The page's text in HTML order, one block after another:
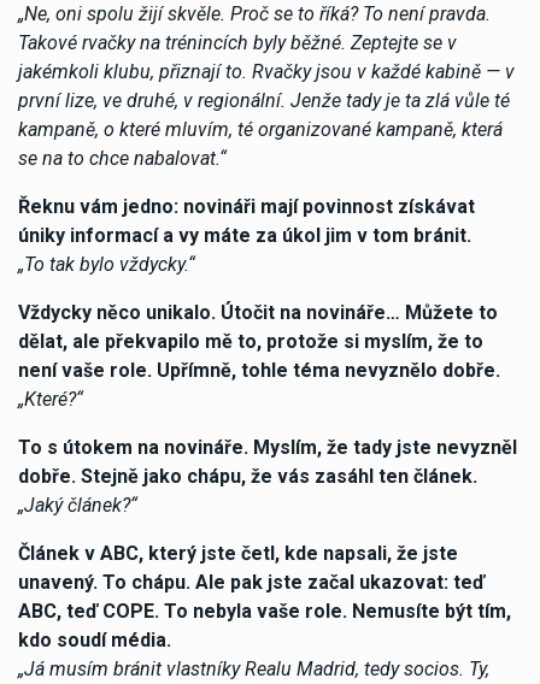
„Ne, oni spolu žijí skvěle. Proč se to říká? To není pravda.
Takové rvačky na trénincích byly běžné. Zeptejte se v
jakémkoli klubu, přiznají to. Rvačky jsou v každé kabině — v
první lize, ve druhé, v regionální. Jenže tady je ta zlá vůle té
kampaně, o které mluvím, té organizované kampaně, která
se na to chce nabalovat.“
Řeknu vám jedno: novináři mají povinnost získávat
úniky informací a vy máte za úkol jim v tom bránit.
„To tak bylo vždycky.“
Vždycky něco unikalo. Útočit na novináře… Můžete to
dělat, ale překvapilo mě to, protože si myslím, že to
není vaše role. Upřímně, tohle téma nevyznělo dobře.
„Které?“
To s útokem na novináře. Myslím, že tady jste nevyzněl
dobře. Stejně jako chápu, že vás zasáhl ten článek.
„Jaký článek?“
Článek v ABC, který jste četl, kde napsali, že jste
unavený. To chápu. Ale pak jste začal ukazovat: teď
ABC, teď COPE. To nebyla vaše role. Nemusíte být tím,
kdo soudí média.
„Já musím bránit vlastníky Realu Madrid, tedy socios. Ty,